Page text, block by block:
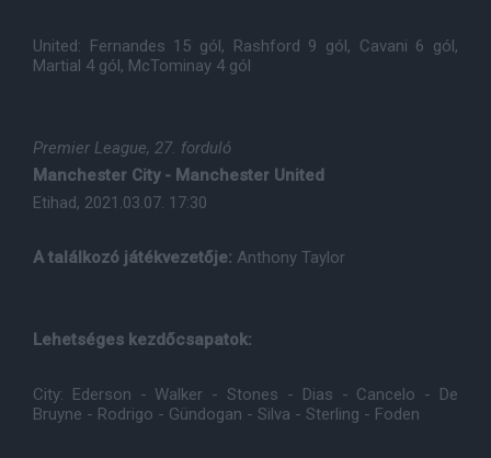
United: Fernandes 15 gól, Rashford 9 gól, Cavani 6 gól,
Martial 4 gól, McTominay 4 gól
Premier League, 27. forduló
Manchester City - Manchester United
Etihad, 2021.03.07. 17:30
A találkozó játékvezetője: Anthony Taylor
Lehetséges kezdőcsapatok:
City: Ederson - Walker - Stones - Dias - Cancelo - De
Bruyne - Rodrigo - Gündogan - Silva - Sterling - Foden